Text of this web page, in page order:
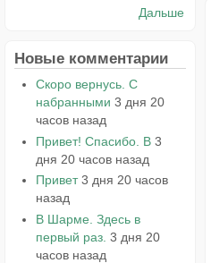
Дальше
Новые комментарии
Скоро вернусь. С
набранными 3 дня 20
часов назад
Привет! Спасибо. В 3
дня 20 часов назад
Привет 3 дня 20 часов
назад
В Шарме. Здесь в
первый раз. 3 дня 20
часов назад